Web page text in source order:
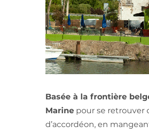
Basée à la frontière
Marine pour se retrouver
d’accordéon, en